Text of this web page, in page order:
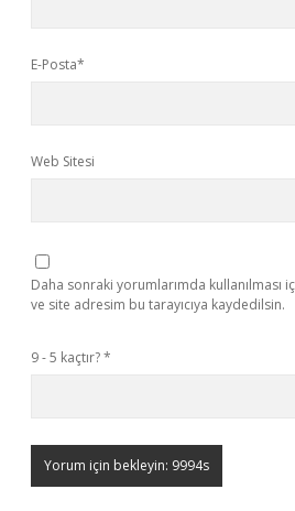
E-Posta*
Web Sitesi
Daha sonraki yorumlarımda kullanılması
ve site adresim bu tarayıcıya kaydedilsin.
9 - 5 kaçtır?*